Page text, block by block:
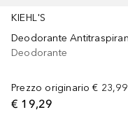
KIEHL'S
Deodorante
Prezzo originario € 23,99
€ 19,29